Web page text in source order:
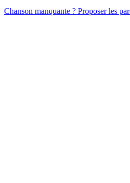
Chanson manquante ? Proposer les